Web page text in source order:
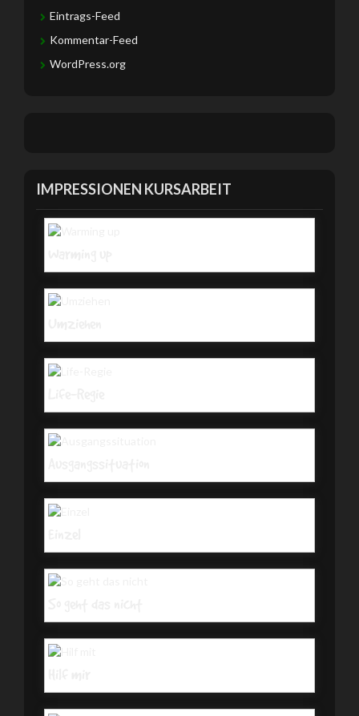
Eintrags-Feed
Kommentar-Feed
WordPress.org
IMPRESSIONEN KURSARBEIT